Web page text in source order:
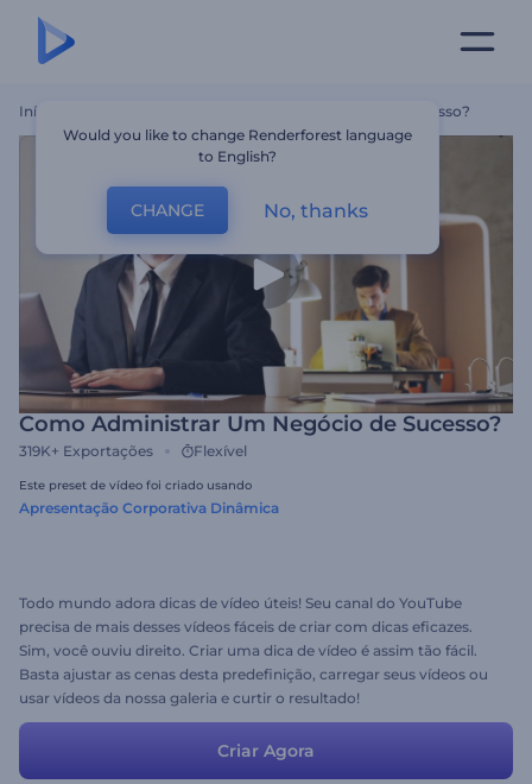
Início Como Administrar Um Negócio De Sucesso?
Como Administrar Um Negócio de Sucesso?
319K+ Exportações Flexível
Este preset de vídeo foi criado usando
Apresentação Corporativa Dinâmica
Todo mundo adora dicas de vídeo úteis! Seu canal do YouTube
precisa de mais desses vídeos fáceis de criar com dicas eficazes.
Sim, você ouviu direito. Criar uma dica de vídeo é assim tão fácil.
Basta ajustar as cenas desta predefinição, carregar seus vídeos ou
usar vídeos da nossa galeria e curtir o resultado!
Criar Agora
Would you like to change Renderforest language
to English?
CHANGE No, thanks